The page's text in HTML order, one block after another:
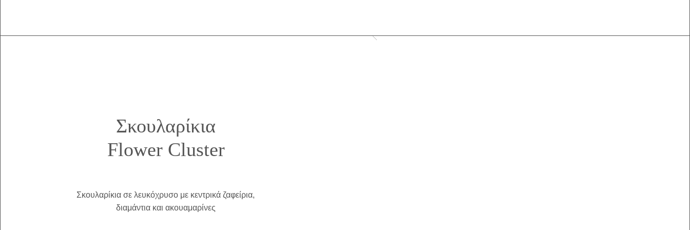
Σκουλαρίκια
Flower Cluster
Σκουλαρίκια σε λευκόχρυσο με κεντρικά ζαφείρια,
διαμάντια και ακουαμαρίνες